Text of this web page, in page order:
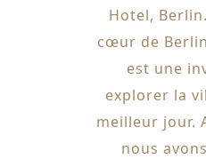
Hotel,
cœur de
est une
explorer la
meilleur jour.
nous